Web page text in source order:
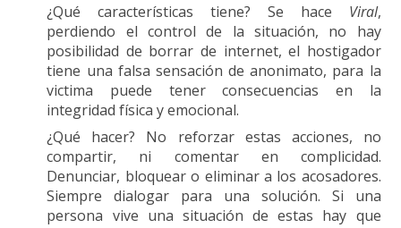
¿Qué características tiene? Se hace Viral,
perdiendo el control de la situación, no hay
posibilidad de borrar de internet, el hostigador
tiene una falsa sensación de anonimato, para la
victima puede tener consecuencias en la
integridad física y emocional.
¿Qué hacer? No reforzar estas acciones, no
compartir, ni comentar en complicidad.
Denunciar, bloquear o eliminar a los acosadores.
Siempre dialogar para una solución. Si una
persona vive una situación de estas hay que